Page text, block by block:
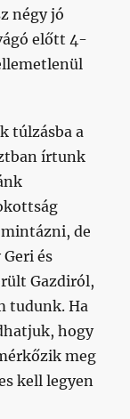
négy jó
előtt 4-
túlzásba a
írtunk
de
és
Gazdiról,
tudunk. Ha
hogy
meg
kell legyen